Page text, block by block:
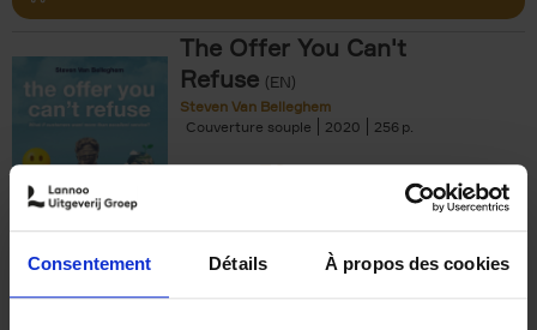
Consentement Détails À propos des cookies
The Offer You Can't
Refuse (EN)
Steven Van Belleghem
Couverture souple
2020 256
€37,50